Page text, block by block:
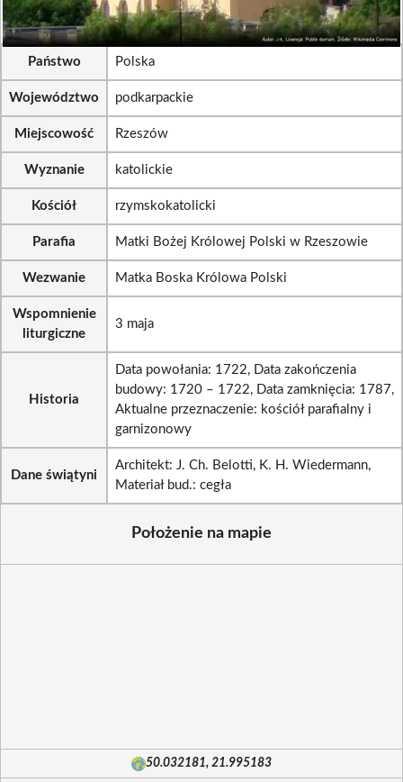
Państwo Polska
Województwo podkarpackie
Miejscowość Rzeszów
Wyznanie katolickie
Kościół rzymskokatolicki
Parafia Matki Bożej Królowej Polski w Rzeszowie
Wezwanie Matka Boska Królowa Polski
Wspomnienie
liturgiczne
3 maja
Historia
Data powołania: 1722, Data zakończenia
budowy: 1720 – 1722, Data zamknięcia: 1787,
Aktualne przeznaczenie: kościół parafialny i
garnizonowy
Dane świątyni
Architekt: J. Ch. Belotti, K. H. Wiedermann,
Materiał bud.: cegła
Położenie na mapie
50.032181, 21.995183